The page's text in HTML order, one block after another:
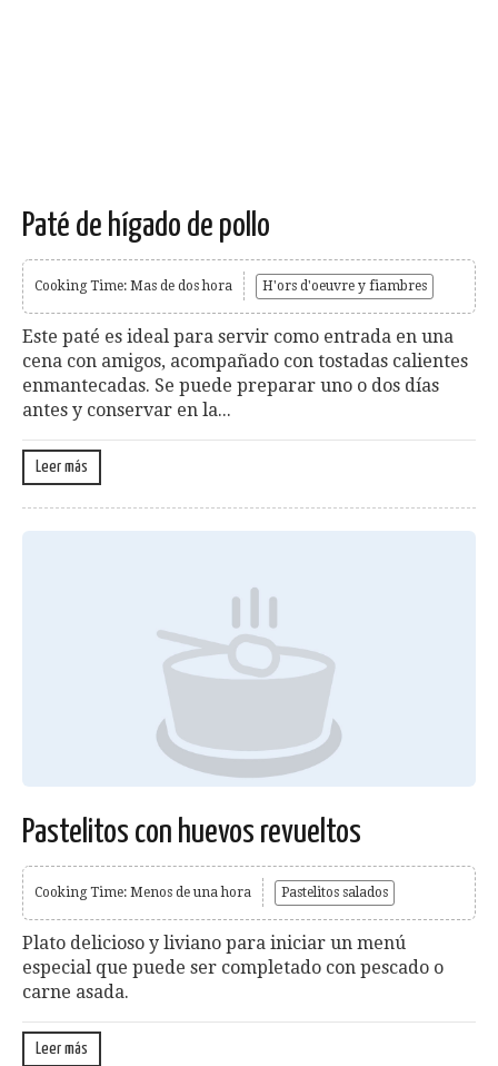
Paté de hígado de pollo
Cooking Time: Mas de dos hora H'ors d'oeuvre y fiambres
Este paté es ideal para servir como entrada en una
cena con amigos, acompañado con tostadas calientes
enmantecadas. Se puede preparar uno o dos días
antes y conservar en la...
Leer más
Pastelitos con huevos revueltos
Cooking Time: Menos de una hora Pastelitos salados
Plato delicioso y liviano para iniciar un menú
especial que puede ser completado con pescado o
carne asada.
Leer más